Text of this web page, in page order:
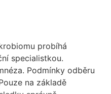
probíhá
specialistkou.
Podmínky odběru
na základě